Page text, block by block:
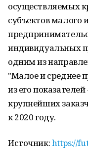
осуществляемых
субъектов малого
индивидуальных
одним из
"Малое и среднее
из его
крупнейших
к 2020 году.
Источник:https://